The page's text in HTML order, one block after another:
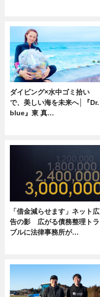
ダイビング×水中ゴミ拾い
で、美しい海を未来へ│『Dr.
blue』東 真…
「借金減らせます」ネット広
告の影 広がる債務整理トラ
ブルに法律事務所が…